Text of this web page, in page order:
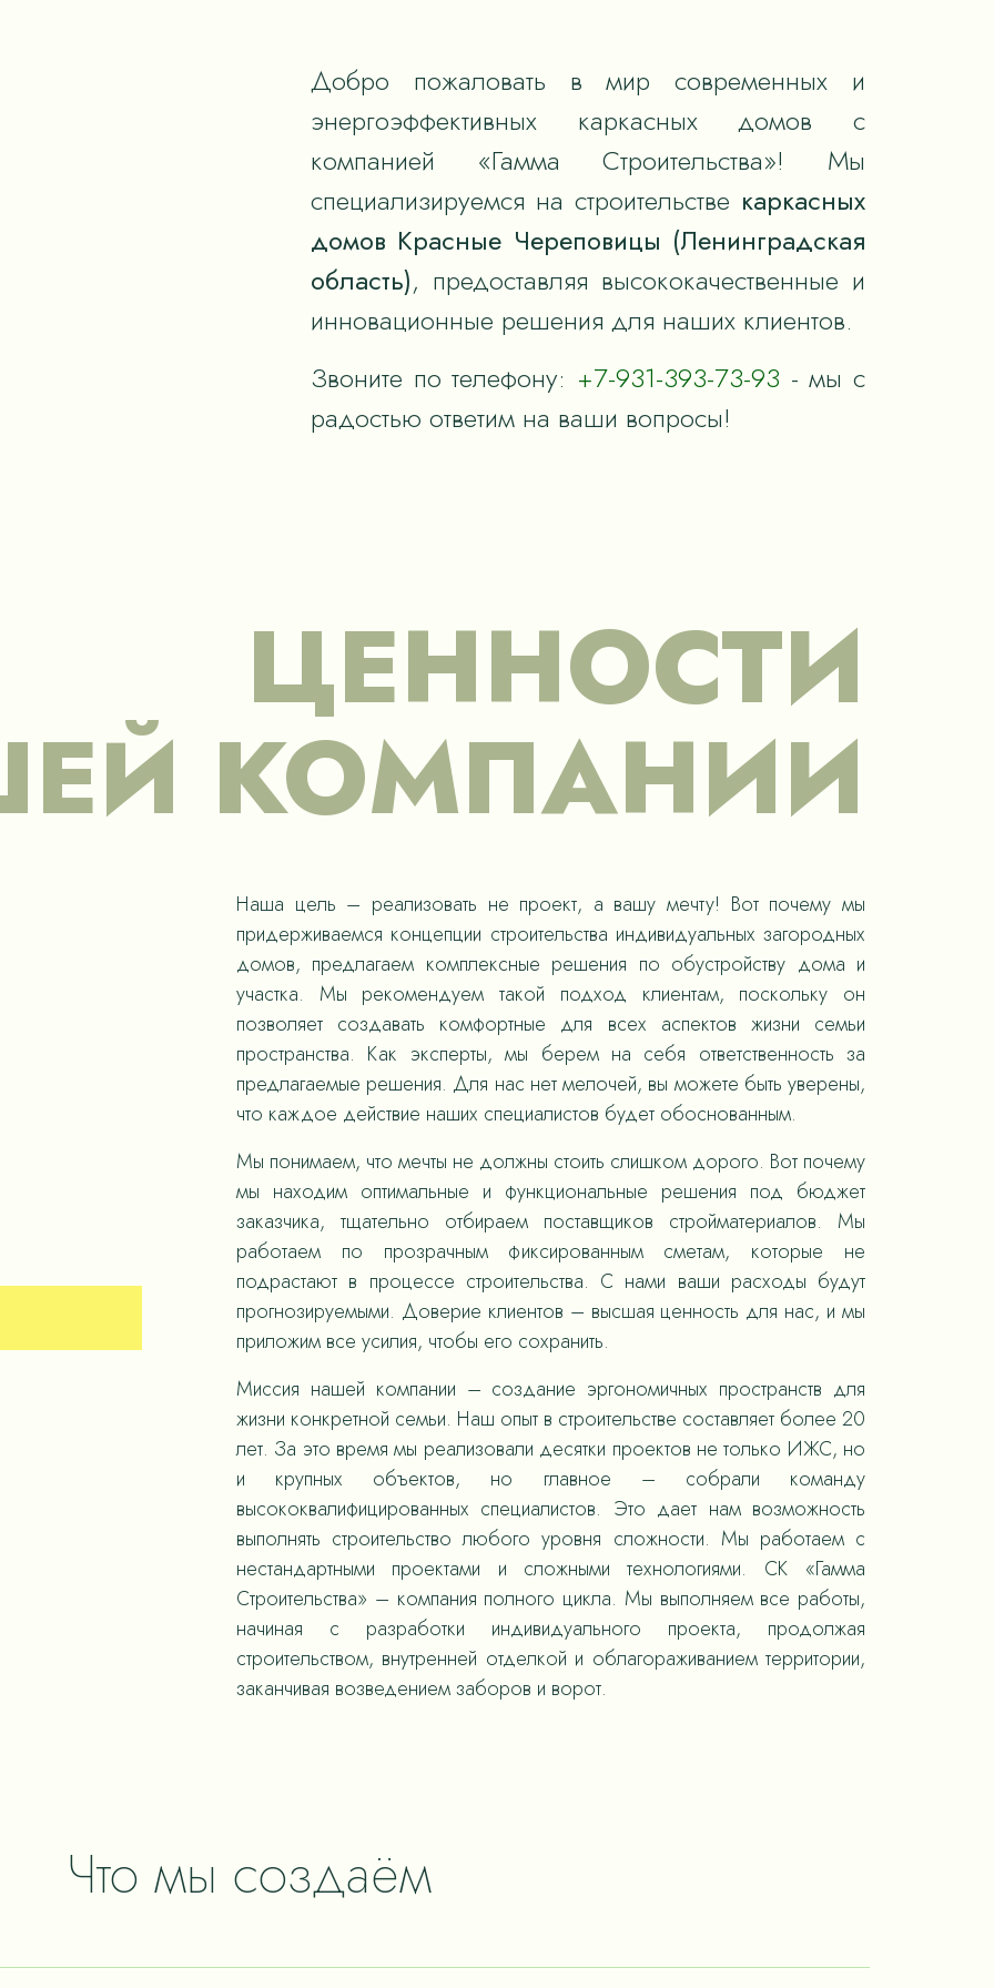
Добро пожаловать в мир современных и
энергоэффективных каркасных домов с
компанией «Гамма Строительства»! Мы
специализируемся на строительстве каркасных
домов Красные Череповицы (Ленинградская
область), предоставляя высококачественные и
инновационные решения для наших клиентов.
Звоните по телефону: +7-931-393-73-93 - мы с
радостью ответим на ваши вопросы!
ЦЕННОСТИ
КОМПАНИИ
Наша цель – реализовать не проект, а вашу мечту! Вот почему мы
придерживаемся концепции строительства индивидуальных загородных
домов, предлагаем комплексные решения по обустройству дома и
участка. Мы рекомендуем такой подход клиентам, поскольку он
позволяет создавать комфортные для всех аспектов жизни семьи
пространства. Как эксперты, мы берем на себя ответственность за
предлагаемые решения. Для нас нет мелочей, вы можете быть уверены,
что каждое действие наших специалистов будет обоснованным.
Мы понимаем, что мечты не должны стоить слишком дорого. Вот почему
мы находим оптимальные и функциональные решения под бюджет
заказчика, тщательно отбираем поставщиков стройматериалов. Мы
работаем по прозрачным фиксированным сметам, которые не
подрастают в процессе строительства. С нами ваши расходы будут
прогнозируемыми. Доверие клиентов – высшая ценность для нас, и мы
приложим все усилия, чтобы его сохранить.
Миссия нашей компании – создание эргономичных пространств для
жизни конкретной семьи. Наш опыт в строительстве составляет более 20
лет. За это время мы реализовали десятки проектов не только ИЖС, но
и крупных объектов, но главное – собрали команду
высококвалифицированных специалистов. Это дает нам возможность
выполнять строительство любого уровня сложности. Мы работаем с
нестандартными проектами и сложными технологиями. СК «Гамма
Строительства» – компания полного цикла. Мы выполняем все работы,
начиная с разработки индивидуального проекта, продолжая
строительством, внутренней отделкой и облагораживанием территории,
заканчивая возведением заборов и ворот.
Что мы создаём